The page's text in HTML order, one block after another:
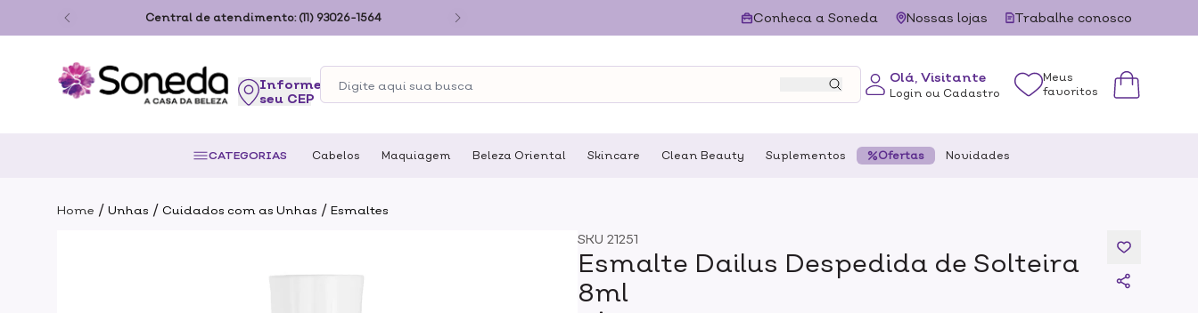
Central de atendimento: (11) 93026-1564 Conheca a Soneda Nossas lojas Trabalhe conosco
seu CEP
Olá, Visitante
Login ou Cadastro
Meus
favoritos
CATEGORIAS Cabelos Maquiagem Beleza Oriental Skincare Clean Beauty Suplementos Ofertas Novidades
Home / Unhas / Cuidados com as Unhas / Esmaltes
SKU21251
Esmalte Dailus Despedida de Solteira
8ml